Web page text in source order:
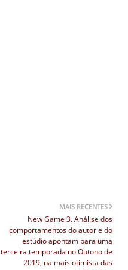
MAIS RECENTES
New Game 3. Análise dos
comportamentos do autor e do
estúdio apontam para uma
terceira temporada no Outono de
2019, na mais otimista das